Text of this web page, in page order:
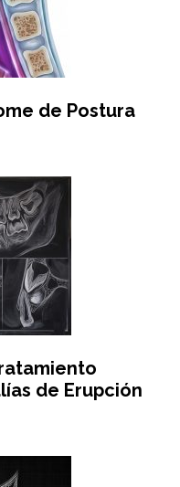
de Postura
de Erupción